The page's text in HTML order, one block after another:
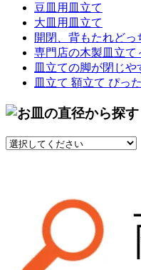
豆皿用皿立て
大皿用皿立て
開閉、背もたれどっ
専門店の木製皿立て
皿立ての脚が閉じ
皿立て 額立て ぴっ